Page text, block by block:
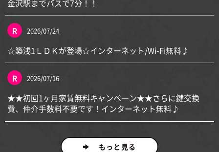
金沢駅までバスで7分！！
2026/07/24
☆築浅1ＬＤＫが登場☆インターネット/Wi-Fi無料♪
2026/07/16
★★初回1ヶ月家賃無料キャンペーン★★さらに鍵交換
費、仲介手数料不要です！インターネット無料♪
もっと見る